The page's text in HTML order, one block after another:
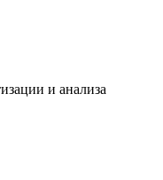
и анализа